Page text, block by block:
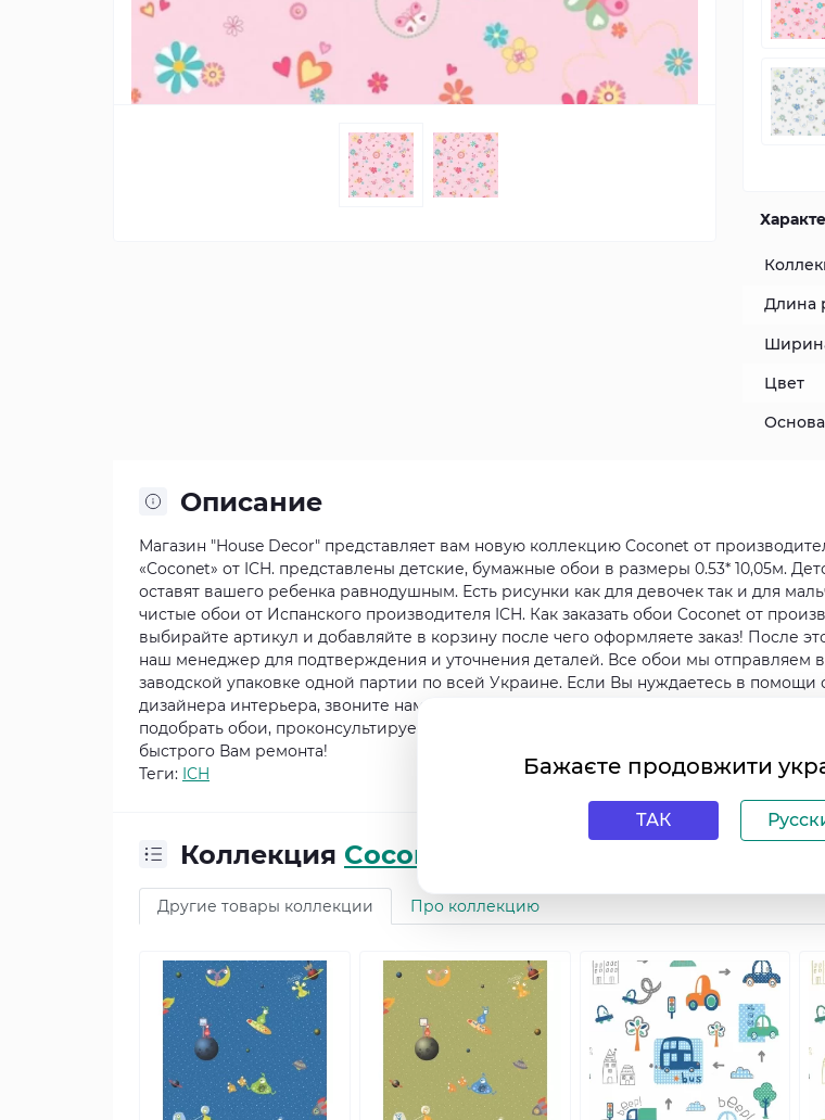
Длина
Цвет
Основа
Описание
Магазин "House Decor" представляет вам новую коллекцию Coconet от
«Coconet» от ICH. представлены детские, бумажные обои в размеры 0.53* 10,05м.
оставят вашего ребенка равнодушным. Есть рисунки как для девочек так и для
чистые обои от Испанского производителя ICH. Как заказать обои Coconet от
выбирайте артикул и добавляйте в корзину после чего оформляете заказ! После
наш менеджер для подтверждения и уточнения деталей. Все обои мы отправляем
заводской упаковке одной партии по всей Украине. Если Вы нуждаетесь в помощи
дизайнера интерьера, звоните нам по номерам указанным вверху страницы. Мы с
подобрать обои, проконсультируем, просчитаем количество и договоримся о
быстрого Вам ремонта!
Теги: ICH
Коллекция Coconet
Другие товары коллекции Про коллекцию
Бажаєте продовжити
ТАК